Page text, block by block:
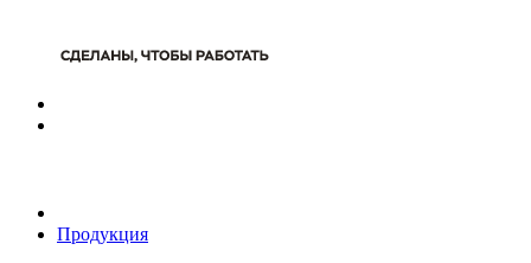
Продукция